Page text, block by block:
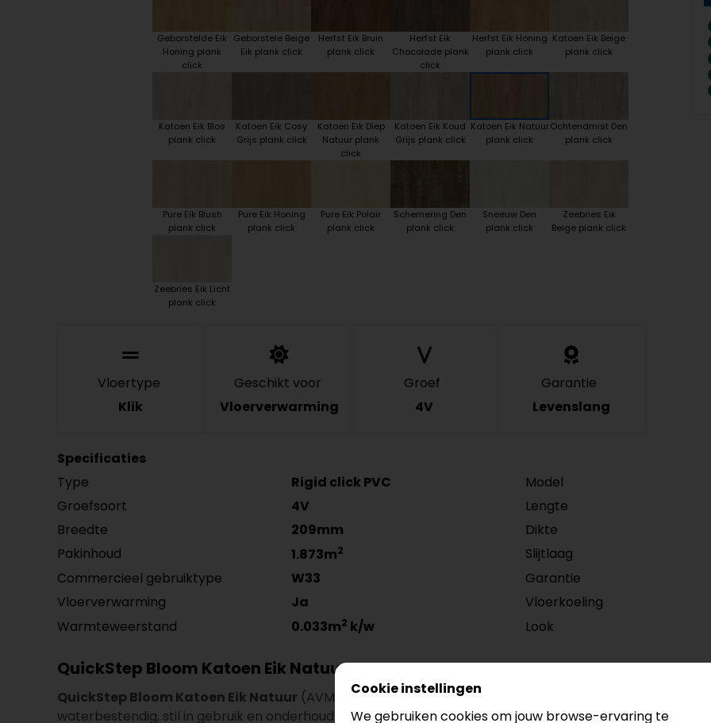
Geborstelde Eik
Honing plank
click
Geborstele Beige
Eik plank click
Herfst Eik Bruin
plank click
Herfst Eik
Chocolade plank
click
Herfst Eik Honing
plank click
Katoen Eik Beige
plank click
Katoen Eik Blos
plank click
Katoen Eik Cosy
Grijs plank click
Katoen Eik Diep
Natuur plank
click
Katoen Eik Koud
Grijs plank click
Katoen Eik Natuur
plank click
Ochtendmist Den
plank click
Pure Eik Blush
plank click
Pure Eik Honing
plank click
Pure Eik Polair
plank click
Schemering Den
plank click
Sneeuw Den
plank click
Zeebries Eik
Beige plank click
Zeebries Eik Licht
plank click
Vloertype
Klik
Geschikt voor
Vloerverwarming
Groef
4V
Garantie
Levenslang
Specificaties
Type
Rigid click PVC Model
Groefsoort
4V Lengte
Breedte
209mm Dikte
Pakinhoud
1.873m2 Slijtlaag
Commercieel gebruiktype
W33 Garantie
Vloerverwarming
Ja Vloerkoeling
Warmteweerstand
0.033m2 k/w Look
QuickStep Bloom Katoen Eik Natuur AVMPU40104
QuickStep Bloom Katoen Eik Natuur (AVMPU40104) is een click PVC plank en combineert een
waterbestendig, stil in gebruik en onderhoudsvriendelijk, ideaal voor dagelijks wonen. Dankzij het
Cookie instellingen
We gebruiken cookies om jouw browse-ervaring te